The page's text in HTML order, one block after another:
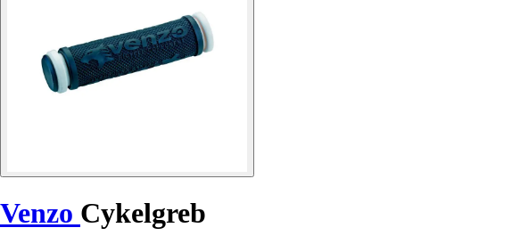
Venzo Cykelgreb